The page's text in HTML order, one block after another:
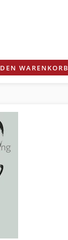
WARENKORB